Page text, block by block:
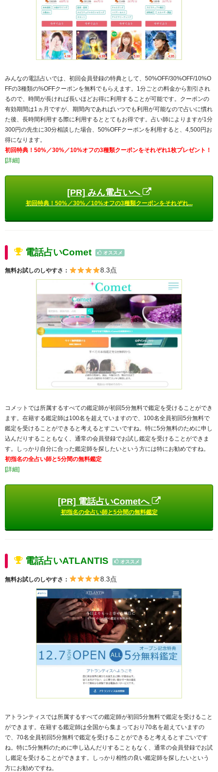
みんなの電話占いでは、初回会員登録の特典として、50%OFF/30%OFF/10%O
FFの3種類の%OFFクーポンを無料でもらえます。1分ごとの料金から割引され
るので、時間が長ければ長いほどお得に利用することが可能です。クーポンの
有効期間は1ヵ月ですが、期間内であればいつでも利用が可能なので占いに慣れ
た後、長時間利用する際に利用するととてもお得です。占い師によりますが1分
300円の先生に30分相談した場合、50%OFFクーポンを利用すると、4,500円お
得になります。
初回特典！50%／30%／10%オフの3種類クーポンをそれぞれ1枚プレゼント！
[詳細]
[PR] みん電占いへ
初回特典！50%／30%／10%オフの3種類クーポンをそれぞれ...
電話占いComet オススメ
無料お試しのしやすさ： 8.3点
コメットでは所属するすべての鑑定師が初回5分無料で鑑定を受けることができ
ます。在籍する鑑定師は100名を超えていますので、100名全員初回5分無料で
鑑定を受けることができると考えるとすごいですね。特に5分無料のために申し
込んだりすることもなく、通常の会員登録でお試し鑑定を受けることができま
す。しっかり自分に合った鑑定師を探したいという方には特にお勧めですね。
初指名の全占い師と5分間の無料鑑定
[詳細]
[PR] 電話占いCometへ
初指名の全占い師と5分間の無料鑑定
電話占いATLANTIS オススメ
無料お試しのしやすさ： 8.3点
アトランティスでは所属するすべての鑑定師が初回5分無料で鑑定を受けること
ができます。在籍する鑑定師は全国から集まっており70名を超えていますの
で、70名全員初回5分無料で鑑定を受けることができると考えるとすごいです
ね。特に5分無料のために申し込んだりすることもなく、通常の会員登録でお試
し鑑定を受けることができます。しっかり相性の良い鑑定師を探したいという
方にお勧めですね。